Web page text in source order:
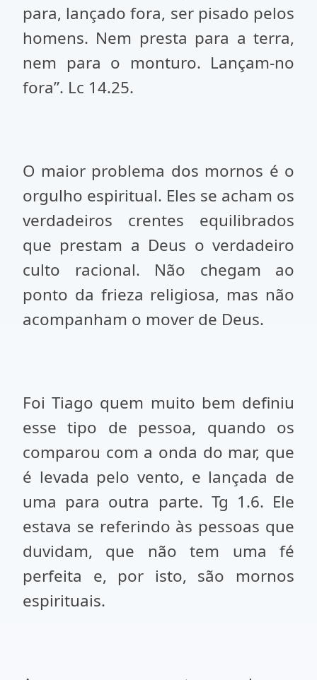
para, lançado fora, ser pisado pelos
homens. Nem presta para a terra,
nem para o monturo. Lançam-no
fora”. Lc 14.25.
O maior problema dos mornos é o
orgulho espiritual. Eles se acham os
verdadeiros crentes equilibrados
que prestam a Deus o verdadeiro
culto racional. Não chegam ao
ponto da frieza religiosa, mas não
acompanham o mover de Deus.
Foi Tiago quem muito bem definiu
esse tipo de pessoa, quando os
comparou com a onda do mar, que
é levada pelo vento, e lançada de
uma para outra parte. Tg 1.6. Ele
estava se referindo às pessoas que
duvidam, que não tem uma fé
perfeita e, por isto, são mornos
espirituais.